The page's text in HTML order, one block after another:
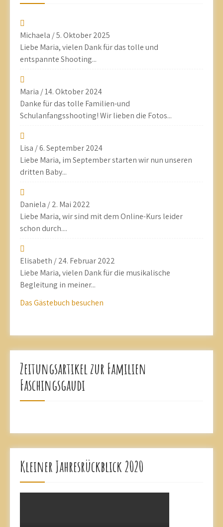
Michaela /5. Oktober 2025
Liebe Maria, vielen Dank für das tolle und
entspannte Shooting...
Maria /14. Oktober 2024
Danke für das tolle Familien-und
Schulanfangsshooting! Wir lieben die Fotos...
Lisa /6. September 2024
Liebe Maria, im September starten wir nun unseren
dritten Baby...
Daniela /2. Mai 2022
Liebe Maria, wir sind mit dem Online-Kurs leider
schon durch....
Elisabeth /24. Februar 2022
Liebe Maria, vielen Dank für die musikalische
Begleitung in meiner...
Das Gästebuch besuchen
Zeitungsartikel zur Familien
Faschingsgaudi
Kleiner Jahresrückblick 2020